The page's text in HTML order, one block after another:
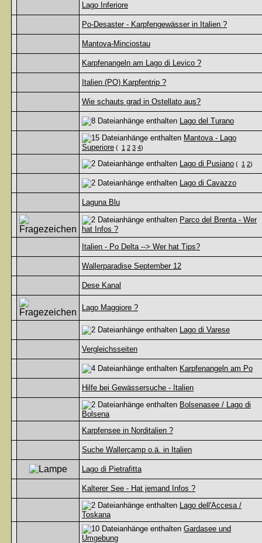
Lago Inferiore
Po-Desaster - Karpfengewässer in Italien ?
Mantova-Minciostau
Karpfenangeln am Lago di Levico ?
Italien (PO) Karpfentrip ?
Wie schauts grad in Ostellato aus?
Lago del Turano
Mantova - Lago
Superiore ( 1 2 3 4)
Lago di Pusiano ( 1 2)
Lago di Cavazzo
Laguna Blu
Parco del Brenta - Wer
hat Infos ?
Italien - Po Delta --> Wer hat Tips?
Wallerparadise September 12
Dese Kanal
Lago Maggiore ?
Lago di Varese
Vergleichsseiten
Karpfenangeln am Po
Hilfe bei Gewässersuche - Italien
Bolsenasee / Lago di
Bolsena
Karpfensee in Norditalien ?
Suche Wallercamp o.ä. in Italien
Lago di Pietrafitta
Kalterer See - Hat jemand Infos ?
Lago dell'Accesa /
Toskana
Gardasee und
Umgebung